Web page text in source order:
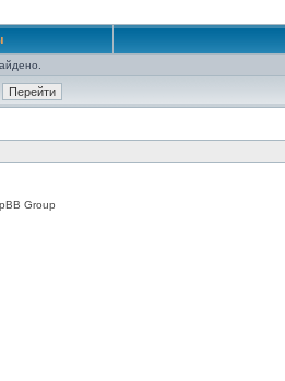
Group